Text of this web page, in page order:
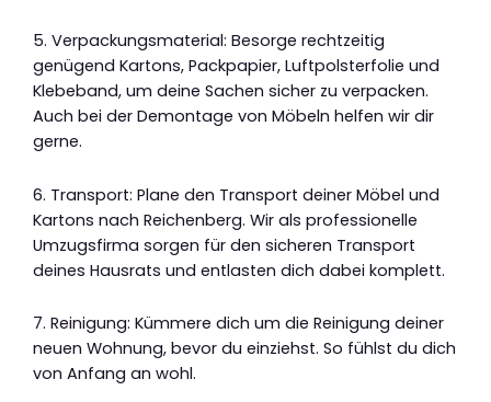
5. Verpackungsmaterial: Besorge rechtzeitig
genügend Kartons, Packpapier, Luftpolsterfolie und
Klebeband, um deine Sachen sicher zu verpacken.
Auch bei der Demontage von Möbeln helfen wir dir
gerne.
6. Transport: Plane den Transport deiner Möbel und
Kartons nach Reichenberg. Wir als professionelle
Umzugsfirma sorgen für den sicheren Transport
deines Hausrats und entlasten dich dabei komplett.
7. Reinigung: Kümmere dich um die Reinigung deiner
neuen Wohnung, bevor du einziehst. So fühlst du dich
von Anfang an wohl.